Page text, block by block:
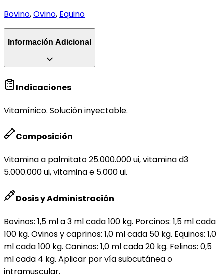
Bovino,Ovino, Equino
Información Adicional
Indicaciones
Vitamínico. Solución inyectable.
Composición
Vitamina a palmitato 25.000.000 ui, vitamina d3
5.000.000 ui, vitamina e 5.000 ui.
Dosis y Administración
Bovinos: 1,5 ml a 3 ml cada 100 kg. Porcinos: 1,5 ml cada
100 kg. Ovinos y caprinos: 1,0 ml cada 50 kg. Equinos: 1,0
ml cada 100 kg. Caninos: 1,0 ml cada 20 kg. Felinos: 0,5
ml cada 4 kg. Aplicar por vía subcutánea o
intramuscular.